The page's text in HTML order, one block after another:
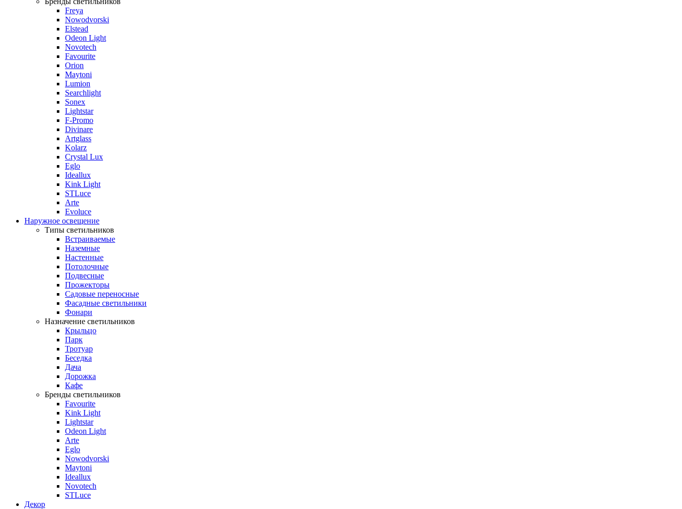
Freya
Nowodvorski
Elstead
Odeon Light
Novotech
Favourite
Orion
Maytoni
Lumion
Searchlight
Sonex
Lightstar
F-Promo
Divinare
Artglass
Kolarz
Crystal Lux
Eglo
Ideallux
Kink Light
STLuce
Arte
Evoluce
Наружное освещение
Типы светильников
Встраиваемые
Наземные
Настенные
Потолочные
Подвесные
Прожекторы
Садовые переносные
Фасадные светильники
Фонари
Назначение светильников
Крыльцо
Парк
Тротуар
Беседка
Дача
Дорожка
Кафе
Бренды светильников
Favourite
Kink Light
Lightstar
Odeon Light
Arte
Eglo
Nowodvorski
Maytoni
Ideallux
Novotech
STLuce
Декор